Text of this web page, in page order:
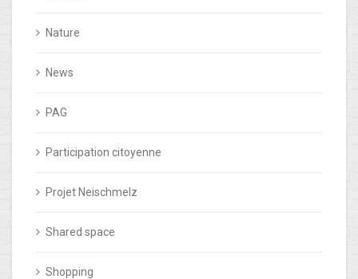
Nature
News
PAG
Participation citoyenne
Projet Neischmelz
Shared space
Shopping